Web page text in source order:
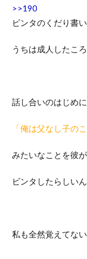
>>190
ビンタのくだり書
うちは成人したこ
話し合いのはじめに
「俺は父なし子の
みたいなことを彼
ビンタしたらしいん
私も全然覚えてない